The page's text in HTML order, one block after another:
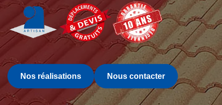
Nos réalisations Nous contacter